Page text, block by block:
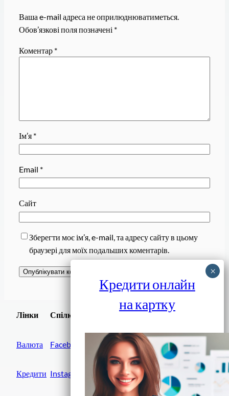
Ваша e-mail адреса не оприлюднюватиметься.
Обов’язкові поля позначені *
Коментар *
Ім’я *
Email *
Сайт
Зберегти моє ім’я, e-mail, та адресу сайту в цьому
браузері для моїх подальших коментарів.
Лінки
Валюта
Кредити
Спілки
Facebook
Instagram
Завантажити
Кредити онлайн
на картку